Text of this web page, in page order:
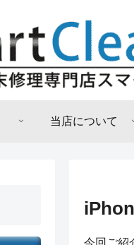
当店について
今回ご紹